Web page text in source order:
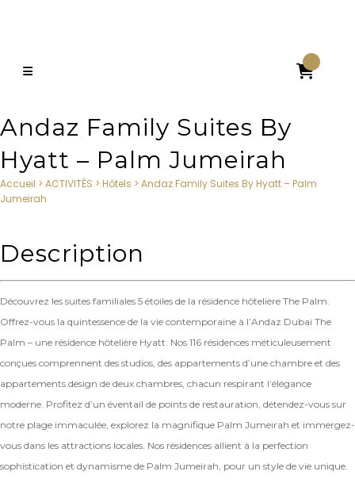

Andaz Family Suites By
Hyatt – Palm Jumeirah
Accueil > ACTIVITÉS > Hôtels > Andaz Family Suites By Hyatt – Palm
Jumeirah
Description
Découvrez les suites familiales 5 étoiles de la résidence hôtelière The Palm.
Offrez-vous la quintessence de la vie contemporaine à l’Andaz Dubai The
Palm – une résidence hôtelière Hyatt. Nos 116 résidences méticuleusement
conçues comprennent des studios, des appartements d’une chambre et des
appartements design de deux chambres, chacun respirant l’élégance
moderne. Profitez d’un éventail de points de restauration, détendez-vous sur
notre plage immaculée, explorez la magnifique Palm Jumeirah et immergez-
vous dans les attractions locales. Nos résidences allient à la perfection
sophistication et dynamisme de Palm Jumeirah, pour un style de vie unique.